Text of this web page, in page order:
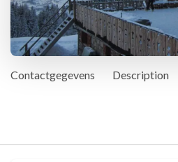
Contactgegevens Description